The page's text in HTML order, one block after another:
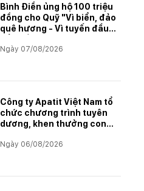
Bình Điền ủng hộ 100 triệu
đồng cho Quỹ "Vì biển, đảo
quê hương - Vì tuyến đầu
Ngày 07/08/2026
Công ty Apatit Việt Nam tổ
chức chương trình tuyên
dương, khen thưởng con
học tập xuất sắc năm học
Ngày 06/08/2026